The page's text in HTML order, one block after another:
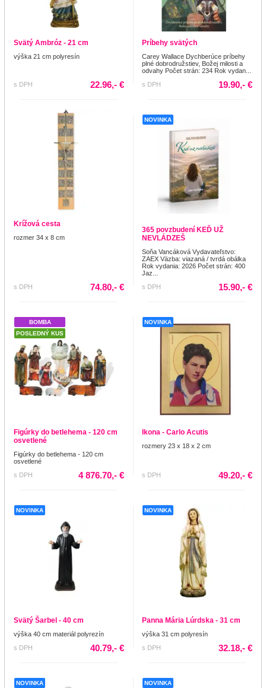
Svätý Ambróz - 21 cm
výška 21 cm polyresín
s DPH 22.96,- €
Príbehy svätých
Carey Wallace Dychberúce príbehy
plné dobrodružstiev, Božej milosti a
odvahy Počet strán: 234 Rok vydan...
s DPH
19.90,- €
Krížová cesta
rozmer 34 x 8 cm
s DPH 74.80,- €
NOVINKA
365 povzbudení KEĎ UŽ
NEVLÁDZEŠ
Soňa Vancáková Vydavateľstvo:
ZAEX Väzba: viazaná / tvrdá obálka
Rok vydania: 2026 Počet strán: 400
Jaz...
s DPH
15.90,- €
BOMBA
POSLEDNÝ KUS
Figúrky do betlehema - 120 cm
osvetlené
Figúrky do betlehema - 120 cm
osvetlené
s DPH
4 876.70,- €
NOVINKA
Ikona - Carlo Acutis
rozmery 23 x 18 x 2 cm
s DPH 49.20,- €
NOVINKA
Svätý Šarbel - 40 cm
výška 40 cm materiál polyrezín
s DPH
40.79,- €
NOVINKA
Panna Mária Lúrdska - 31 cm
výška 31 cm polyresín
s DPH
32.18,- €
NOVINKA NOVINKA